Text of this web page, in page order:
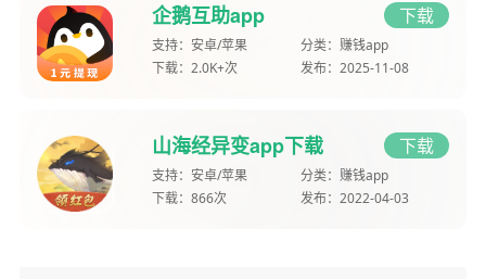
企鹅互助app 下载
支持： 安卓/苹果 分类： 赚钱app
下载： 2.0K+次 发布： 2025-11-08
山海经异变app下载 下载
支持： 安卓/苹果 分类： 赚钱app
下载： 866次 发布： 2022-04-03